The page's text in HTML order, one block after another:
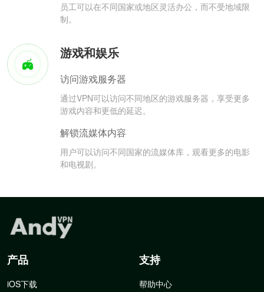
员工可以在不同国家或地区灵活办公，而不受地域限
制。
游戏和娱乐
访问游戏服务器
通过VPN可以访问不同地区的游戏服务器，享受更多
游戏内容和更低的延迟。
解锁流媒体内容
用户可以访问不同国家的流媒体库，观看更多的电影
和电视剧。
产品
iOS下载
支持
帮助中心